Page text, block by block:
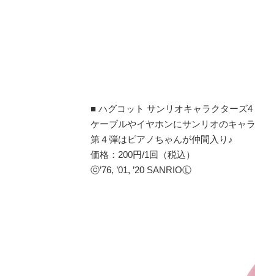
■ ハグコット サンリオキャラクターズ4
ケーブルやイヤホンにサンリオのキャ
第４弾はピアノちゃんが仲間入り♪
価格：200円/1回（税込）
ⓒ’76, ’01, ’20 SANRIOⓁ